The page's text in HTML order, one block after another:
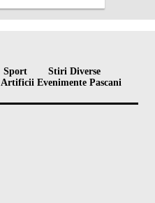
Sport
Stiri Diverse
Artificii Evenimente Pascani